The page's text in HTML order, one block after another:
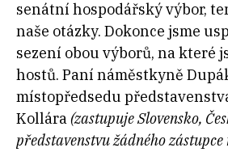
senátní hospodářský výbor,
naše otázky. Dokonce jsme
sezení obou výborů, na které
hostů. Paní náměstkyně
místopředsedu
Kollára(zastupuje Slovensko,
představenstvu žádného